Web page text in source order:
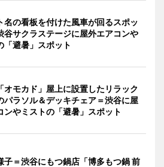
名の看板を付けた風車が回るスポッ
谷サクラステージに屋外エアコンや
「避暑」スポット
オモカド」屋上に設置したリラック
パラソル＆デッキチェア＝渋谷に屋
ンやミストの「避暑」スポット
子＝渋谷にもつ鍋店「博多もつ鍋 前